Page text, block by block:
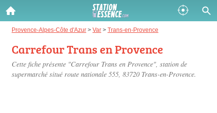
Provence-Alpes-Côte d'Azur > Var > Trans-en-Provence
Carrefour Trans en Provence
Cette fiche présente "Carrefour Trans en Provence", station de
supermarché situé route nationale 555, 83720 Trans-en-Provence.
Gazole :
Disponible Épuisé
SP 98 :